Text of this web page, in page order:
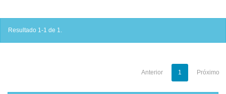
Resultado 1-1 de 1.
Anterior 1 Próximo